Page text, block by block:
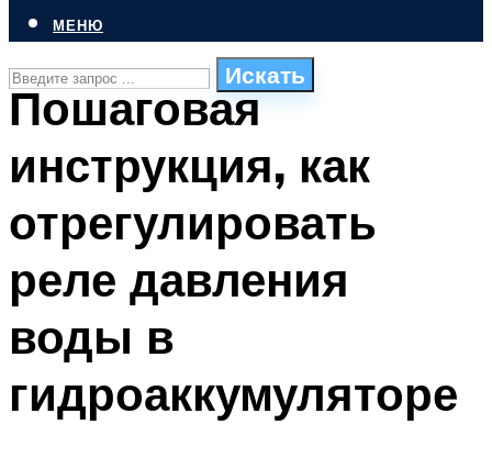
Искать
ПЛАВАНЬЕ ДЛЯ ДЕТЕЙ
БАССЕЙН ДЛЯ ДОМА
МЕНЮ
МЕНЮ
Пошаговая
инструкция, как
отрегулировать
реле давления
воды в
гидроаккумуляторе